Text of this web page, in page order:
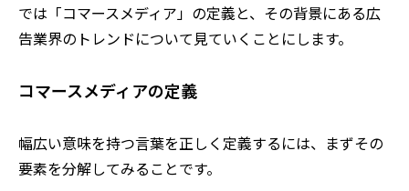
では「コマースメディア」の定義と、その背景にある広
告業界のトレンドについて見ていくことにします。
コマースメディアの定義
幅広い意味を持つ言葉を正しく定義するには、まずその
要素を分解してみることです。